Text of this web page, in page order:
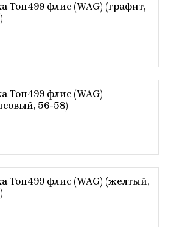
Топ499 флис (WAG) (графит,
Топ499 флис (WAG)
56-58)
Топ499 флис (WAG) (желтый,